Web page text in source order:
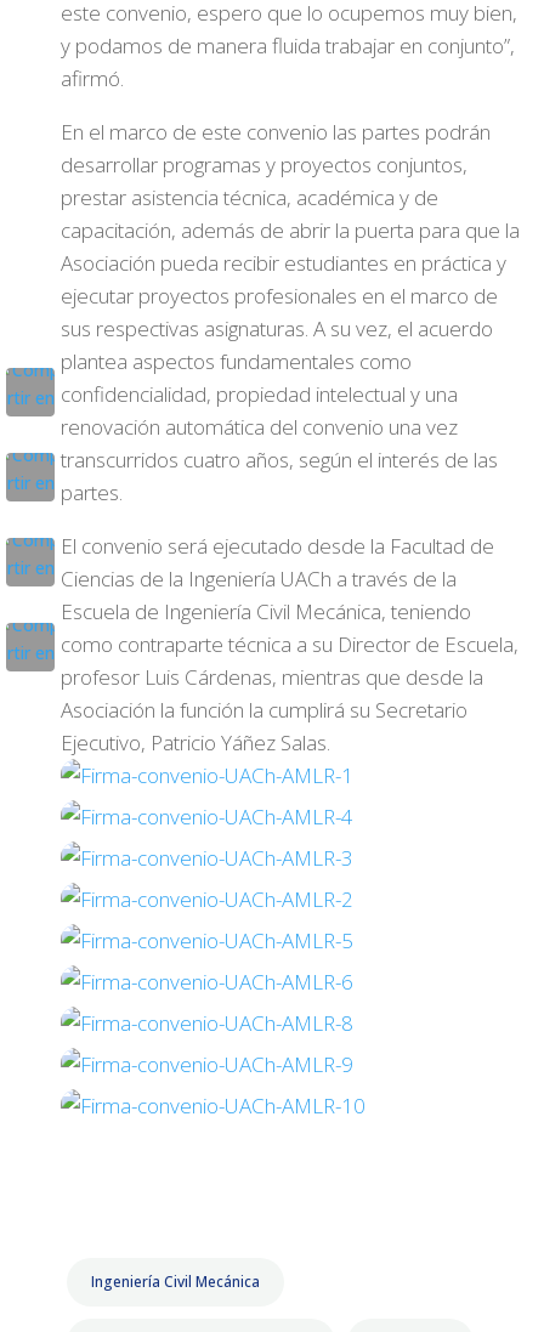
este convenio, espero que lo ocupemos muy bien,
y podamos de manera fluida trabajar en conjunto”,
afirmó.
En el marco de este convenio las partes podrán
desarrollar programas y proyectos conjuntos,
prestar asistencia técnica, académica y de
capacitación, además de abrir la puerta para que la
Asociación pueda recibir estudiantes en práctica y
ejecutar proyectos profesionales en el marco de
sus respectivas asignaturas. A su vez, el acuerdo
plantea aspectos fundamentales como
confidencialidad, propiedad intelectual y una
renovación automática del convenio una vez
transcurridos cuatro años, según el interés de las
partes.
El convenio será ejecutado desde la Facultad de
Ciencias de la Ingeniería UACh a través de la
Escuela de Ingeniería Civil Mecánica, teniendo
como contraparte técnica a su Director de Escuela,
profesor Luis Cárdenas, mientras que desde la
Asociación la función la cumplirá su Secretario
Ejecutivo, Patricio Yáñez Salas.
Ingeniería Civil Mecánica